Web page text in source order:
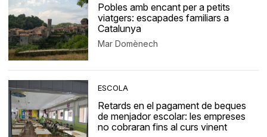
Pobles amb encant per a petits
viatgers: escapades familiars a
Catalunya
Mar Domènech
ESCOLA
Retards en el pagament de beques
de menjador escolar: les empreses
no cobraran fins al curs vinent